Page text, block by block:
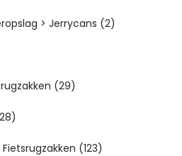
> Jerrycans (2)
(29)
(123)